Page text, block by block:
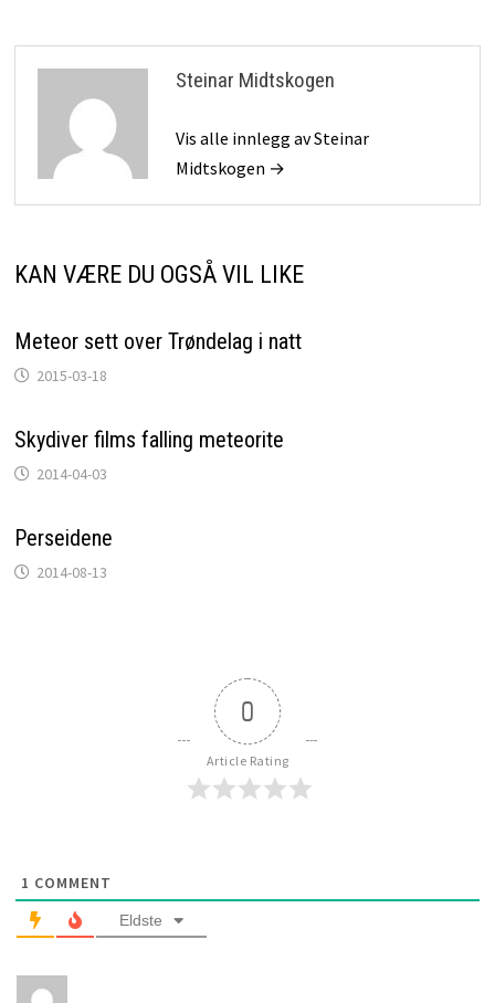
Steinar Midtskogen
Vis alle innlegg av Steinar
Midtskogen →
KAN VÆRE DU OGSÅ VIL LIKE
Meteor sett over Trøndelag i natt
2015-03-18
Skydiver films falling meteorite
2014-04-03
Perseidene
2014-08-13
0
Article Rating
1 COMMENT
Eldste